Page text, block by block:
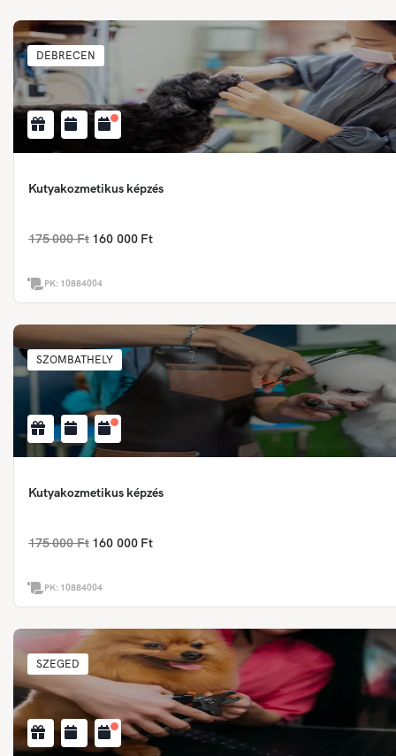
DEBRECEN
Kutyakozmetikus képzés
175 000 Ft 160 000 Ft
PK: 10884004
SZOMBATHELY
Kutyakozmetikus képzés
175 000 Ft 160 000 Ft
PK: 10884004
SZEGED